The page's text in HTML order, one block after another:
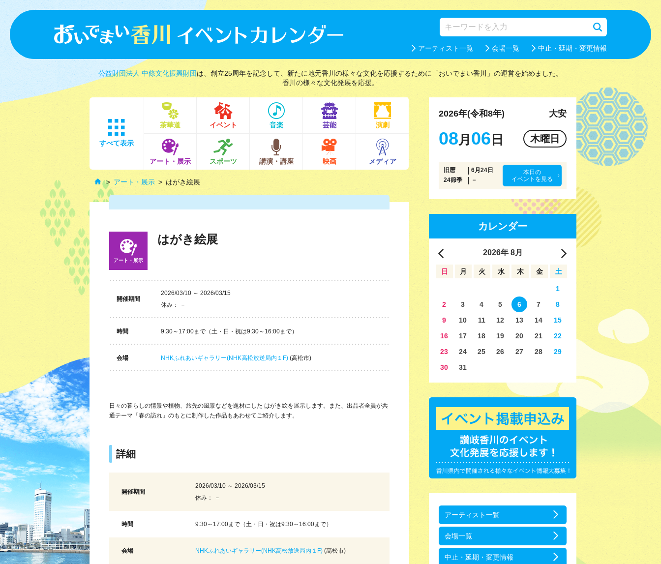
アーティスト一覧 会場一覧 中止・延期・変更情報
公益財団法人 中條文化振興財団は、創立25周年を記念して、新たに地元香川の様々な文化を応援するために「おいでまい香川」の運営を始めました。
香川の様々な文化発展を応援。
すべて表示
茶華道 イベント 音楽 芸能 演劇
アート・展示 スポーツ 講演・講座 映画 メディア
アート・展示 はがき絵展
アート・展示
はがき絵展
開催期間
2026/03/10 ～ 2026/03/15
休み： －
時間 9:30～17:00まで（土・日・祝は9:30～16:00まで）
会場 NHKふれあいギャラリー(NHK高松放送局内１F) (高松市)
日々の暮らしの情景や植物、旅先の風景などを題材にした はがき絵を展示します。また、出品者全員が共
通テーマ「春の訪れ」のもとに制作した作品もあわせてご紹介します。
詳細
開催期間
2026/03/10 ～ 2026/03/15
休み： －
時間 9:30～17:00まで（土・日・祝は9:30～16:00まで）
会場 NHKふれあいギャラリー(NHK高松放送局内１F) (高松市)
2026年(令和8年) 大安
08月 06 日 木曜日
旧暦
6月24日
24節季
－
本日の
イベントを見る
カレンダー
2026年 8月
日 月 火 水 木 金 土
1
2
3 4 5 6 7
8
9
10 11 12 13 14
15
16
17 18 19 20 21
22
23
24 25 26 27 28
29
30
31
アーティスト一覧
会場一覧
中止・延期・変更情報